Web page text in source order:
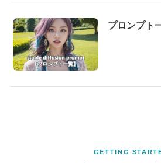
プロンプト
GETTING